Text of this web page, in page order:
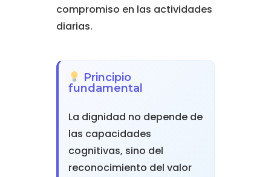
compromiso en las actividades
diarias.
Principio
fundamental
La dignidad no depende de
las capacidades
cognitivas, sino del
reconocimiento del valor